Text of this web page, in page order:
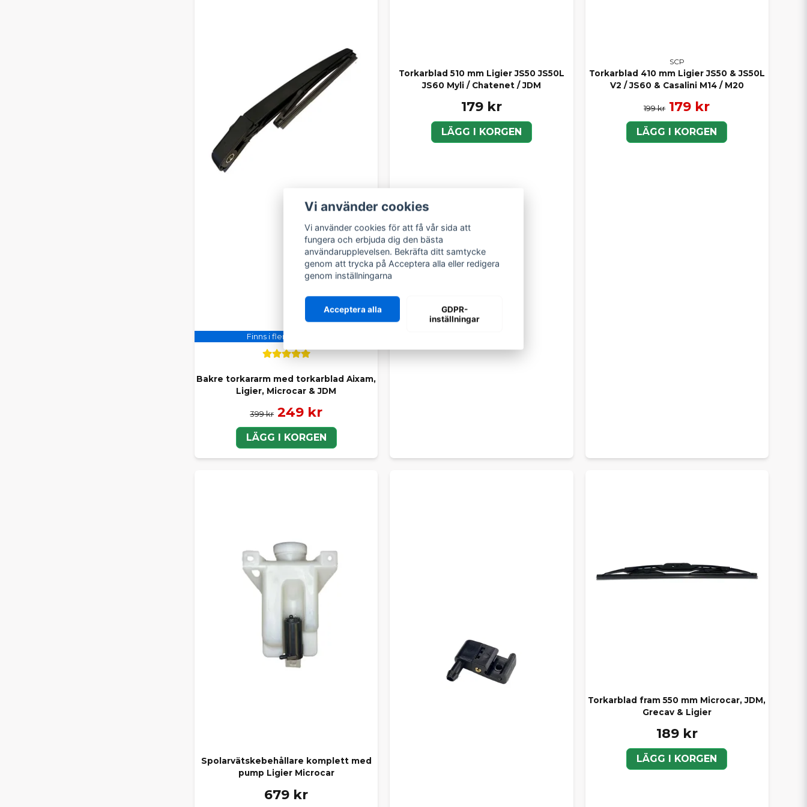
Finns i flera varianter
Bakre torkararm med torkarblad Aixam,
Ligier, Microcar & JDM
399 kr 249 kr
LÄGG I KORGEN
Torkarblad 510 mm Ligier JS50 JS50L
JS60 Myli / Chatenet / JDM
179 kr
LÄGG I KORGEN
SCP
Torkarblad 410 mm Ligier JS50 & JS50L
V2 / JS60 & Casalini M14 / M20
199 kr 179 kr
LÄGG I KORGEN
Spolarvätskebehållare komplett med
pump Ligier Microcar
679 kr
Torkarblad fram 550 mm Microcar, JDM,
Grecav & Ligier
189 kr
LÄGG I KORGEN
Vi använder cookies
Vi använder cookies för att få vår sida att
fungera och erbjuda dig den bästa
användarupplevelsen. Bekräfta ditt samtycke
genom att trycka på Acceptera alla eller redigera
genom inställningarna
Acceptera alla
GDPR-
inställningar